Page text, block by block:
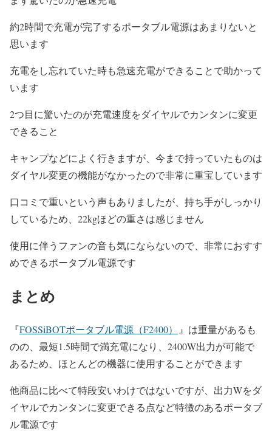
約2時間で充電が完了するポータブル電源はあまりないと
思います
充電をし忘れていた時も急速充電ができることで助かって
います
2つ目に驚いたのが充電速度をダイヤルでカンタンに変更
できること
キャンプなどによく行きますが、今まで持っていたものは
ダイヤル変更の機能がなかったので非常に重宝しています
口コミで重いという声もありましたが、持ち手がしっかり
しているため、22kgほどの重さは感じません
使用に伴うファンの音も気にならないので、非常におすす
めできるポータブル電源です
まとめ
『FOSSiBOTポータブル電源（F2400）
』は重量があるも
のの、最短1.5時間で満充電になり、2400W出力が可能で
あるため、ほとんどの機器に使用することができます
他商品に比べて特段安いわけではないですが、出力Wをダ
イヤルでカンタンに変更できる点など特徴のあるポータブ
ル電源です